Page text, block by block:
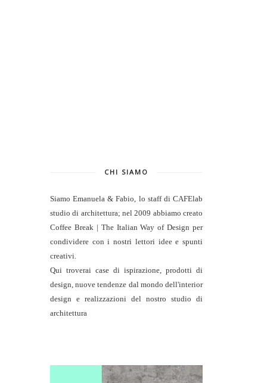
CHI SIAMO
Siamo Emanuela & Fabio, lo staff di CAFElab
studio di architettura; nel 2009 abbiamo creato
Coffee Break | The Italian Way of Design per
condividere con i nostri lettori idee e spunti
creativi.
Qui troverai case di ispirazione, prodotti di
design, nuove tendenze dal mondo dell'interior
design e realizzazioni del nostro studio di
architettura